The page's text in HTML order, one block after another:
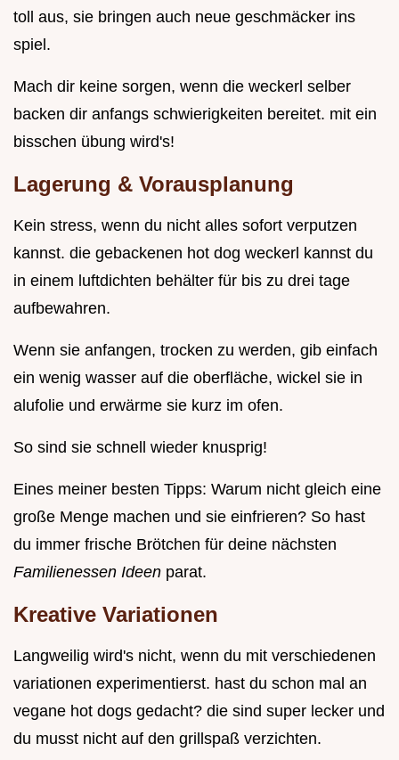
toll aus, sie bringen auch neue geschmäcker ins
spiel.
Mach dir keine sorgen, wenn die weckerl selber
backen dir anfangs schwierigkeiten bereitet. mit ein
bisschen übung wird's!
Lagerung & Vorausplanung
Kein stress, wenn du nicht alles sofort verputzen
kannst. die gebackenen hot dog weckerl kannst du
in einem luftdichten behälter für bis zu drei tage
aufbewahren.
Wenn sie anfangen, trocken zu werden, gib einfach
ein wenig wasser auf die oberfläche, wickel sie in
alufolie und erwärme sie kurz im ofen.
So sind sie schnell wieder knusprig!
Eines meiner besten Tipps: Warum nicht gleich eine
große Menge machen und sie einfrieren? So hast
du immer frische Brötchen für deine nächsten
Familienessen Ideen parat.
Kreative Variationen
Langweilig wird's nicht, wenn du mit verschiedenen
variationen experimentierst. hast du schon mal an
vegane hot dogs gedacht? die sind super lecker und
du musst nicht auf den grillspaß verzichten.